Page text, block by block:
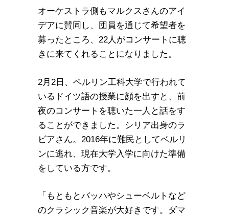
オーケストラ側もマルクスさんのアイ
デアに賛同し、団員を通じて希望者を
募ったところ、22人がコンサートに聴
きに来てくれることになりました。
2月2日、ベルリン工科大学で行われて
いるドイツ語の授業に顔を出すと、前
夜のコンサートを聴いた一人と話をす
ることができました。シリア出身のラ
ビアさん。2016年に難民としてベルリ
ンに逃れ、現在大学入学に向けた準備
をしている方です。
「もともとバッハやシューベルトなど
のクラシック音楽が大好きです。ダマ